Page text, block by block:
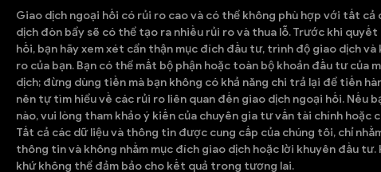
Giao dịch ngoại hối có rủi ro cao và có thể không phù hợp với tất cả
dịch đòn bẩy sẽ có thể tạo ra nhiều rủi ro và thua lỗ. Trước khi
hối, bạn hãy xem xét cẩn thận mục đích đầu tư, trình độ giao dịch và
ro của bạn. Bạn có thể mất bộ phận hoặc toàn bộ khoản đầu tư của
dịch; đừng dùng tiền mà bạn không có khả năng chi trả lại để tiến
nên tự tìm hiểu về các rủi ro liên quan đến giao dịch ngoại hối. Nếu
nào, vui lòng tham khảo ý kiến của chuyên gia tư vấn tài chính hoặc
Tất cả các dữ liệu và thông tin được cung cấp của chúng tôi, chỉ
thông tin và không nhằm mục đích giao dịch hoặc lời khuyên đầu
khứ không thể đảm bảo cho kết quả trong tương lai.